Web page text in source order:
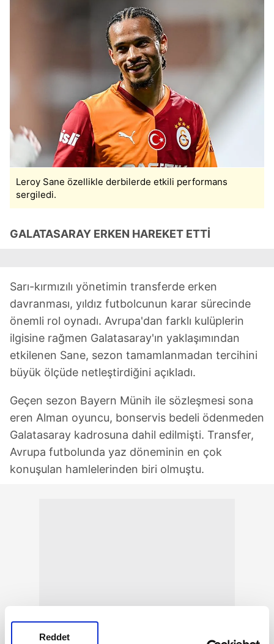
Reddet
Leroy Sane özellikle derbilerde etkili performans
sergiledi.
GALATASARAY ERKEN HAREKET ETTİ
Sarı-kırmızılı yönetimin transferde erken
davranması, yıldız futbolcunun karar sürecinde
önemli rol oynadı. Avrupa'dan farklı kulüplerin
ilgisine rağmen Galatasaray'ın yaklaşımından
etkilenen Sane, sezon tamamlanmadan tercihini
büyük ölçüde netleştirdiğini açıkladı.
Geçen sezon Bayern Münih ile sözleşmesi sona
eren Alman oyuncu, bonservis bedeli ödenmeden
Galatasaray kadrosuna dahil edilmişti. Transfer,
Avrupa futbolunda yaz döneminin en çok
konuşulan hamlelerinden biri olmuştu.